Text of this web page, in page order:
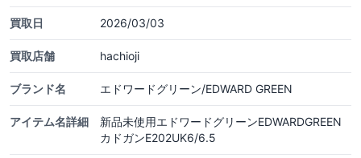
買取日 2026/03/03
買取店舗 hachioji
ブランド名 エドワードグリーン/EDWARD GREEN
アイテム名詳細
新品未使用エドワードグリーンEDWARDGREEN
カドガンE202UK6/6.5